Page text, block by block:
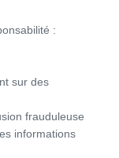
:
sur des
frauduleuse
informations